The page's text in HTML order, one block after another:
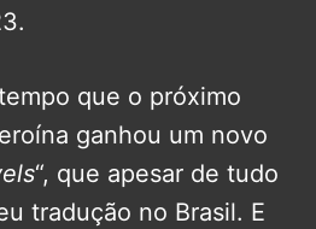
que o próximo
ganhou um novo
“, que apesar de tudo
tradução no Brasil. E